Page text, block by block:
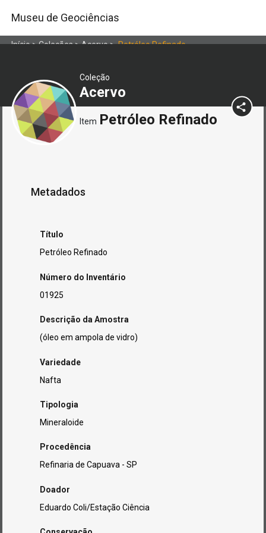
Museu de Geociências
Início>Coleções>Acervo>Petróleo Refinado
Coleção
Acervo
Item Petróleo Refinado
Metadados
Título
Petróleo Refinado
Número do Inventário
01925
Descrição da Amostra
(óleo em ampola de vidro)
Variedade
Nafta
Tipologia
Mineraloide
Procedência
Refinaria de Capuava - SP
Doador
Eduardo Coli/Estação Ciência